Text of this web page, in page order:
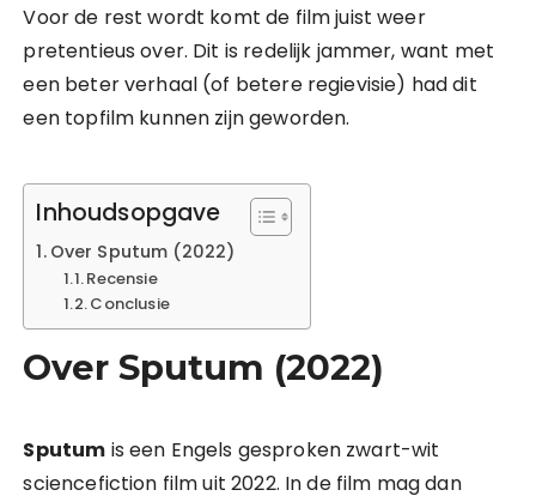
Voor de rest wordt komt de film juist weer
pretentieus over. Dit is redelijk jammer, want met
een beter verhaal (of betere regievisie) had dit
een topfilm kunnen zijn geworden.
Inhoudsopgave
Over Sputum (2022)
Recensie
Conclusie
Over Sputum (2022)
Sputum is een Engels gesproken zwart-wit
sciencefiction film uit 2022. In de film mag dan